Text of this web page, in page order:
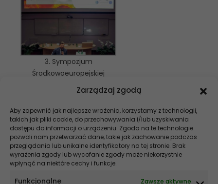
Zarządzaj zgodą
Aby zapewnić jak najlepsze wrażenia, korzystamy z technologii,
takich jak pliki cookie, do przechowywania i/lub uzyskiwania
dostępu do informacji o urządzeniu. Zgoda na te technologie
pozwoli nam przetwarzać dane, takie jak zachowanie podczas
przeglądania lub unikalne identyfikatory na tej stronie. Brak
wyrażenia zgody lub wycofanie zgody może niekorzystnie
wpłynąć na niektóre cechy i funkcje.
Funkcjonalne Zawsze aktywne
3. Sympozjum
Środkowoeuropejskiej
Akademii Implantologii
Stomatologicznej (CEIA)
Szukaj
Stomatologia NEWS
w stomatologii